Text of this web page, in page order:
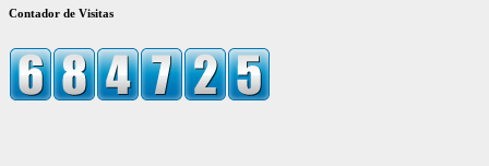
Contador de Visitas